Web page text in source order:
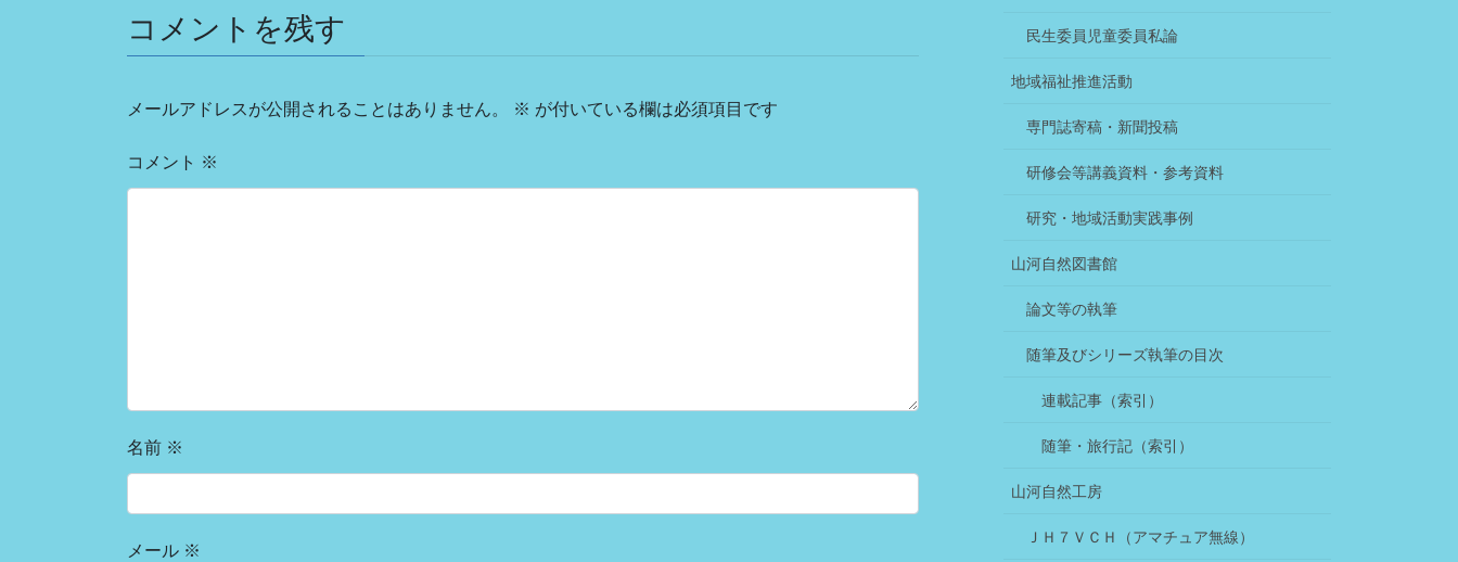
b
o
o
コメントを残す
メールアドレスが公開されることはありません。 ※ が付いている欄は必須項目です
コメント ※
名前 ※
メール ※
民生委員児童委員私論
地域福祉推進活動
専門誌寄稿・新聞投稿
研修会等講義資料・参考資料
研究・地域活動実践事例
山河自然図書館
論文等の執筆
随筆及びシリーズ執筆の目次
連載記事（索引）
随筆・旅行記（索引）
山河自然工房
ＪＨ７ＶＣＨ（アマチュア無線）